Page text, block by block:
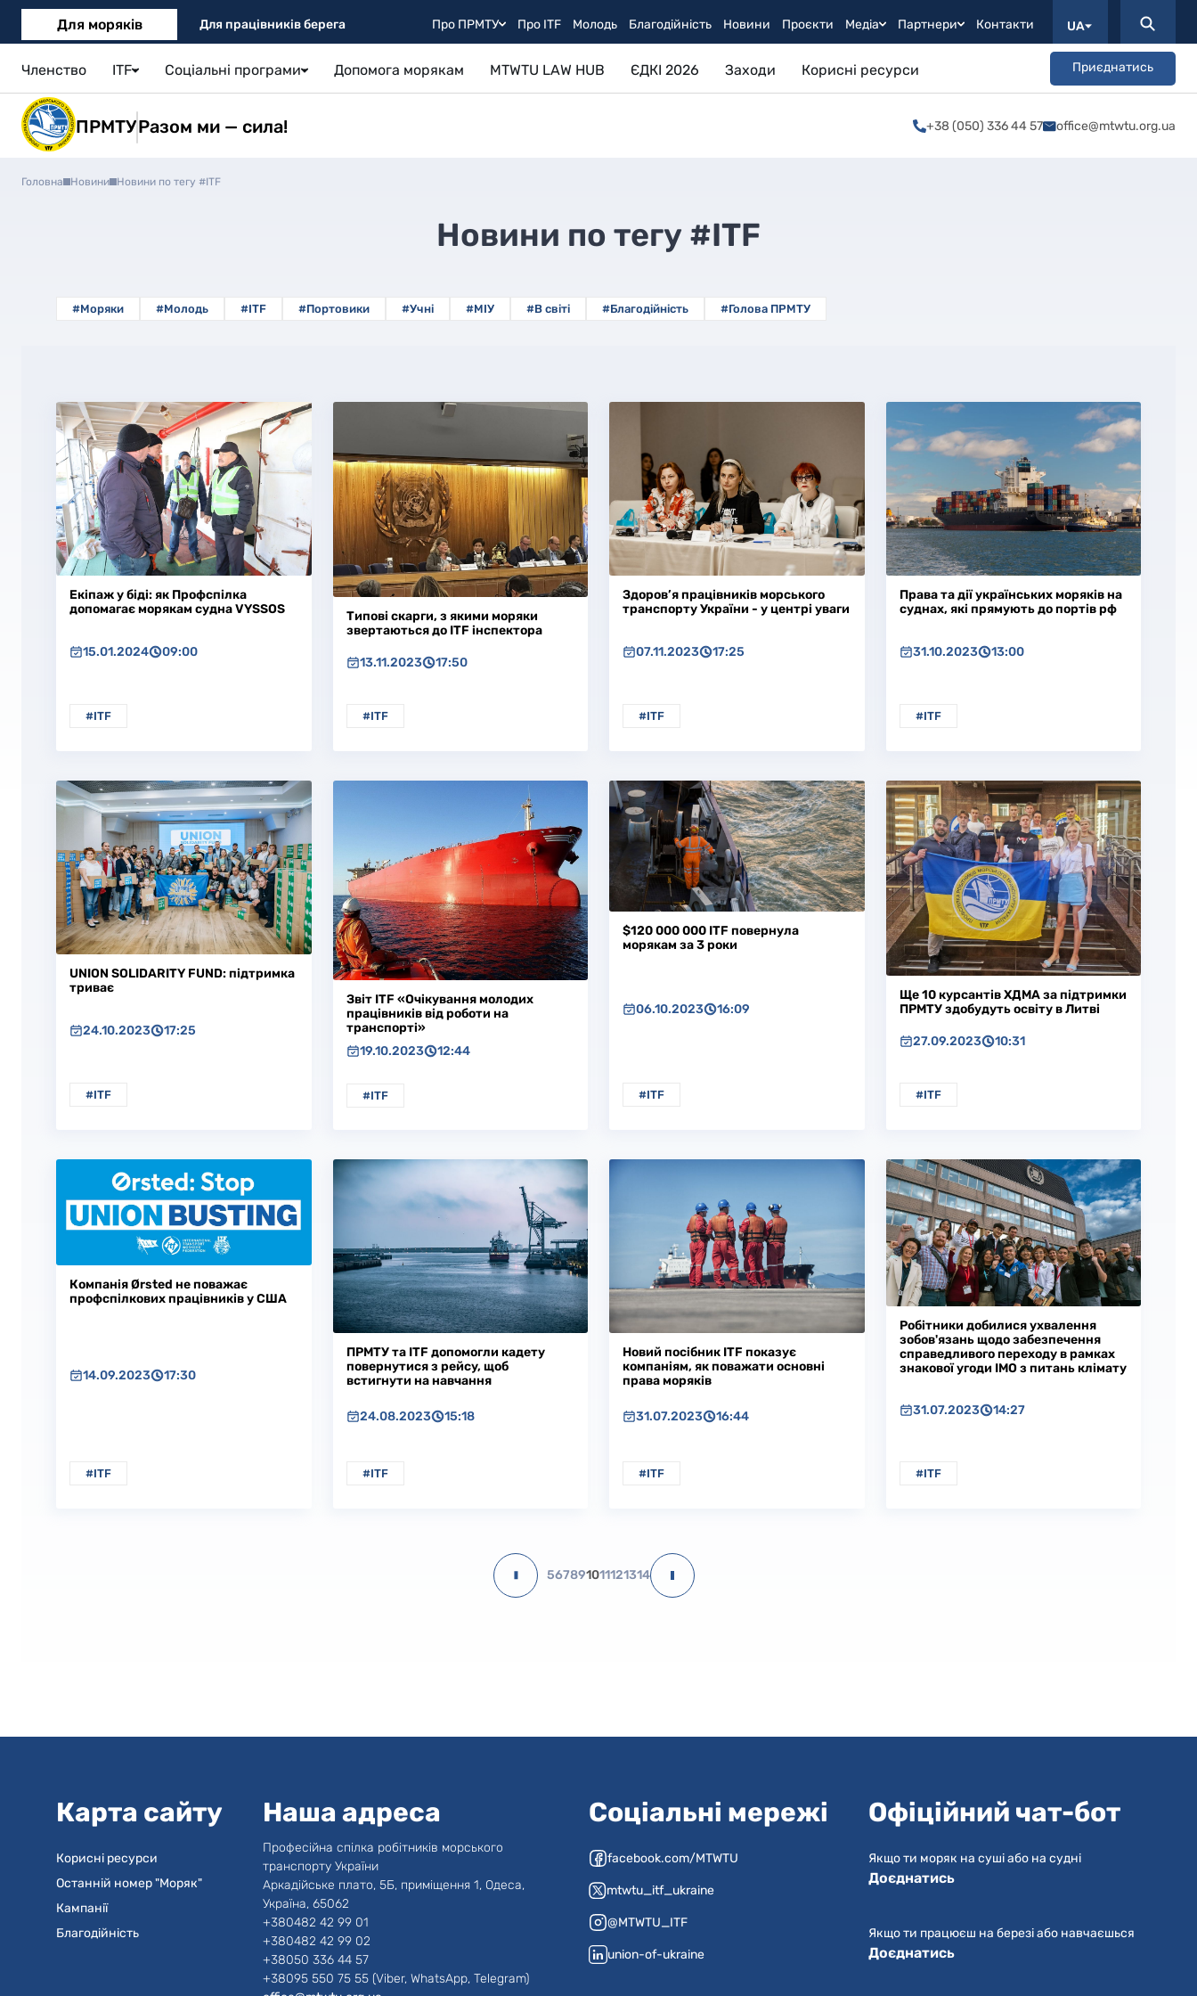
Про ПРМТУ Про ITF Молодь Благодійність Новини Проєкти Медіа Партнери Контакти UA
Для моряків Для працівників берега
Членство ITF Соціальні програми Допомога морякам MTWTU LAW HUB ЄДКІ 2026 Заходи Корисні ресурси Приєднатись
ПРМТУРазом ми — сила! +38 (050) 336 44 57 office@mtwtu.org.ua
Головна Новини Новини по тегу #ITF
Новини по тегу #ITF
#Моряки #Молодь #ITF #Портовики #Учні #МІУ #В світі #Благодійність #Голова ПРМТУ
Екіпаж у біді: як Профспілка
допомагає морякам судна VYSSOS
15.01.2024 09:00
#ITF
Типові скарги, з якими моряки
звертаються до ITF інспектора
13.11.2023 17:50
#ITF
Здоров’я працівників морського
транспорту України - у центрі уваги
07.11.2023 17:25
#ITF
Права та дії українських моряків на
суднах, які прямують до портів рф
31.10.2023 13:00
#ITF
UNION SOLIDARITY FUND: підтримка
триває
24.10.2023 17:25
#ITF
Звіт ITF «Очікування молодих
працівників від роботи на
транспорті»
19.10.2023
12:44
#ITF
$120 000 000 ITF повернула
морякам за 3 роки
06.10.2023 16:09
#ITF
Ще 10 курсантів ХДМА за підтримки
ПРМТУ здобудуть освіту в Литві
27.09.2023 10:31
#ITF
Компанія Ørsted не поважає
профспілкових працівників у США
14.09.2023 17:30
#ITF
ПРМТУ та ITF допомогли кадету
повернутися з рейсу, щоб
встигнути на навчання
24.08.2023 15:18
#ITF
Новий посібник ITF показує
компаніям, як поважати основні
права моряків
31.07.2023 16:44
#ITF
Робітники добилися ухвалення
зобов'язань щодо забезпечення
справедливого переходу в рамках
знакової угоди IMO з питань клімату
31.07.2023 14:27
#ITF
567891011121314
Карта сайту
Корисні ресурси
Останній номер "Моряк"
Кампанії
Благодійність
Наша адреса
Професійна спілка робітників морського
транспорту України
Аркадійське плато, 5Б, приміщення 1, Одеса,
Україна, 65062
+380482 42 99 01
+380482 42 99 02
+38050 336 44 57
+38095 550 75 55 (Viber, WhatsApp, Telegram)
Соціальні мережі
facebook.com/MTWTU
mtwtu_itf_ukraine
@MTWTU_ITF
union-of-ukraine
Офіційний чат-бот
Якщо ти моряк на суші або на судні
Доєднатись
Якщо ти працюєш на березі або навчаєшься
Доєднатись